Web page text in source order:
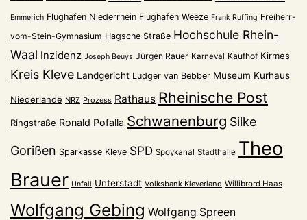
Emmerich Flughafen Niederrhein Flughafen Weeze Frank Ruffing Freiherr-
vom-Stein-Gymnasium Hagsche Straße Hochschule Rhein-
Waal Inzidenz Joseph Beuys Jürgen Rauer Karneval Kaufhof Kirmes
Kreis Kleve Landgericht Ludger van Bebber Museum Kurhaus
Niederlande NRZ Prozess Rathaus Rheinische Post
Ringstraße Ronald Pofalla Schwanenburg Silke
Gorißen Sparkasse Kleve SPD Spoykanal Stadthalle Theo
Brauer Unfall Unterstadt Volksbank Kleverland Willibrord Haas
Wolfgang Gebing Wolfgang Spreen